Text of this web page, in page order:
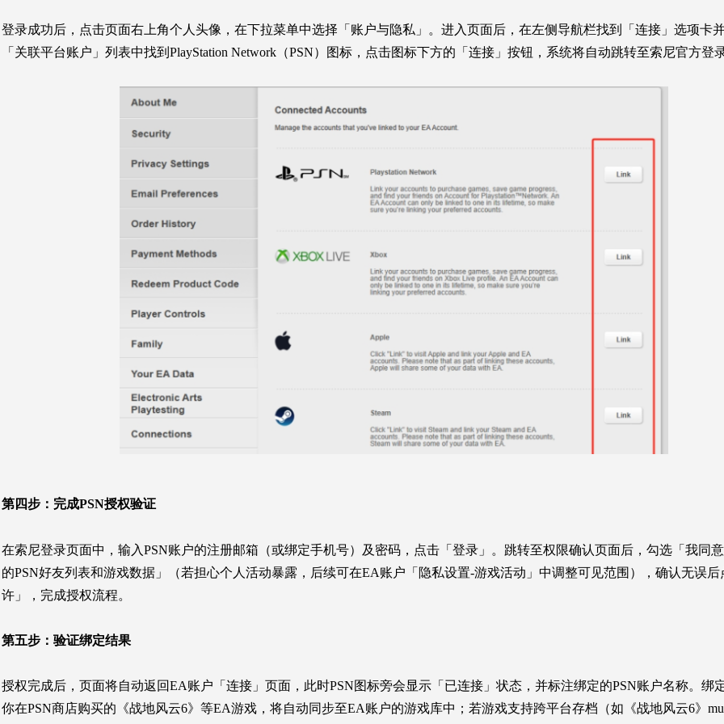
登录成功后，点击页面右上角个人头像，在下拉菜单中选择「账户与隐私」。进入页面后，在左侧导航栏找到「连接」选项卡
「关联平台账户」列表中找到PlayStation Network（PSN）图标，点击图标下方的「连接」按钮，系统将自动跳转至索尼官方登
第四步： 完成PSN授权验证
在索尼登录页面中，输入PSN账户的注册邮箱（或绑定手机号）及密码，点击「登录」。跳转至权限确认页面后，勾选「我同
的PSN好友列表和游戏数据」（若担心个人活动暴露，后续可在EA账户「隐私设置-游戏活动」中调整可见范围），确认无误后
许」，完成授权流程。
第五步： 验证绑定结果
授权完成后，页面将自动返回EA账户「连接」页面，此时PSN图标旁会显示「已连接」状态，并标注绑定的PSN账户名称。绑
你在PSN商店购买的《战地风云6》等EA游戏，将自动同步至EA账户的游戏库中；若游戏支持跨平台存档（如《战地风云6》